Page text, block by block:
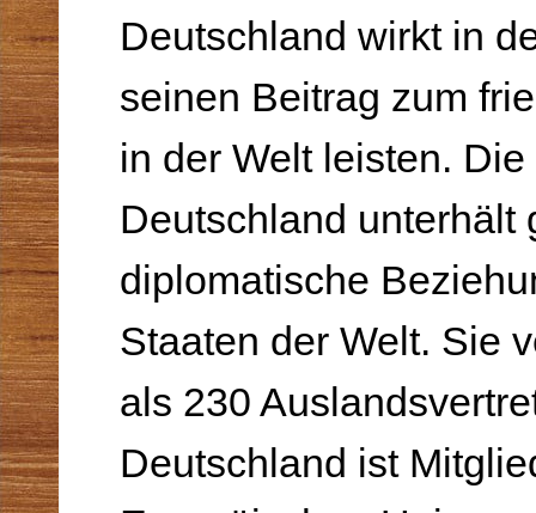
Deutschland wirkt in
seinen Beitrag zum
in der Welt leisten.
Deutsch­land unterhält
diplomatische
Staaten der Welt. Sie
als 230
Deutschland ist